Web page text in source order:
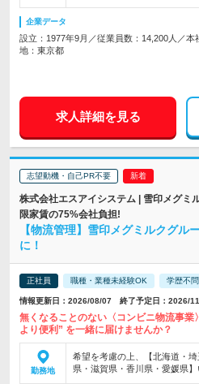
企業データ
設立：1977年9月／従業員数：14,200人／本
地：東京都
求人詳細を見る
志望動機・自己PR不要
株式会社エスアイシステム | 雪印メグ
限家賃の75%会社負担!
【物流管理】雪印メグミルクグル
に！
正社員 職種・業種未経験OK 学歴不問
情報更新日：2026/08/07 終了予定日：2026/
無くなることのない〈コンビニ物流事業
より便利” を一緒に届けませんか？
勤務地
希望を考慮の上、【北海道・
県・滋賀県・香川県・愛媛県